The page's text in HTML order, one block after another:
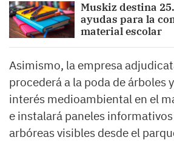
Muskiz destina
ayudas para la
material escolar
Asimismo, la empresa
procederá a la poda de árboles
interés medioambiental en el
e instalará paneles
arbóreas visibles desde el